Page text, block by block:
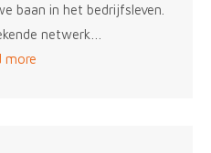
baan in het bedrijfsleven.
netwerk…
more